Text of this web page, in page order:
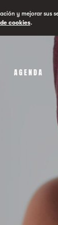
y mejorar sus
cookies.
AGENDA